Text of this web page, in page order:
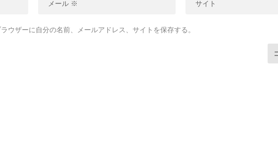
ウザーに自分の名前、メールアドレス、サイトを保存する。